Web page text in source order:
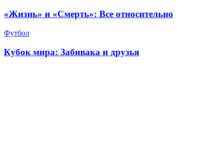
«Жизнь» и «Смерть»: Все относительно
Футбол
Кубок мира: Забивака и друзья